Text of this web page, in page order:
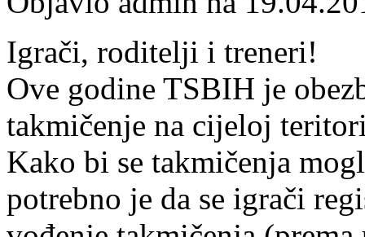
Igrači, roditelji i treneri!
Ove godine TSBIH je
takmičenje na cijeloj
Kako bi se takmičenja
potrebno je da se igrači